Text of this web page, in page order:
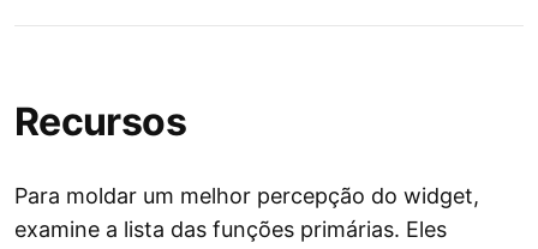
Recursos
Para moldar um melhor percepção do widget,
examine a lista das funções primárias. Eles